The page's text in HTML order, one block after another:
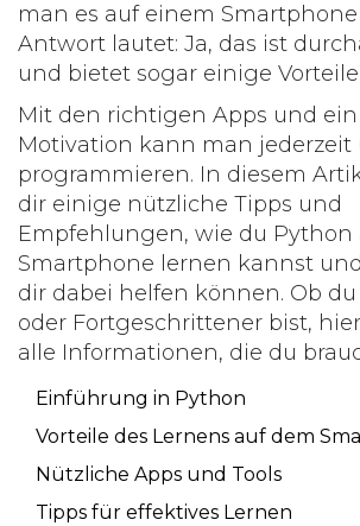
man es auf einem
Antwort lautet: Ja, das ist
und bietet sogar einige Vorteile.
Mit den richtigen Apps und
Motivation kann man jederzeit
programmieren. In diesem
dir einige nützliche Tipps und
Empfehlungen, wie du Python
Smartphone lernen kannst
dir dabei helfen können. Ob
oder Fortgeschrittener bist,
alle Informationen, die du
Einführung in Python
Vorteile des Lernens auf dem
Nützliche Apps und Tools
Tipps für effektives Lernen